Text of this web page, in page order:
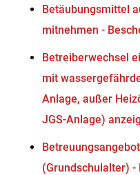
Betäubungsmittel
mitnehmen -
Betreiberwechsel
mit
Anlage, außer
JGS-Anlage)
(Grundschulalter) -